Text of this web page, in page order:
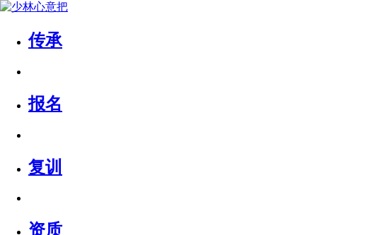
传承
报名
复训
资质